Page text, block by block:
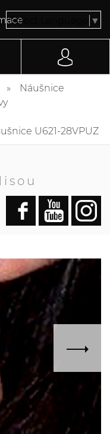
Select Language ▼
Náušnice
U621-28VPUZ